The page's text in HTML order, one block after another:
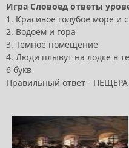
Игра Словоед ответы
1. Красивое голубое море и
2. Водоем и гора
3. Темное помещение
4. Люди плывут на лодке в
6 букв
Правильный ответ - ПЕЩЕРА